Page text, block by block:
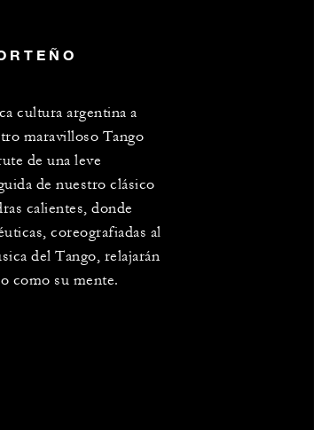
cultura argentina a
maravilloso Tango
de una leve
de nuestro clásico
calientes, donde
coreografiadas al
del Tango, relajarán
como su mente.